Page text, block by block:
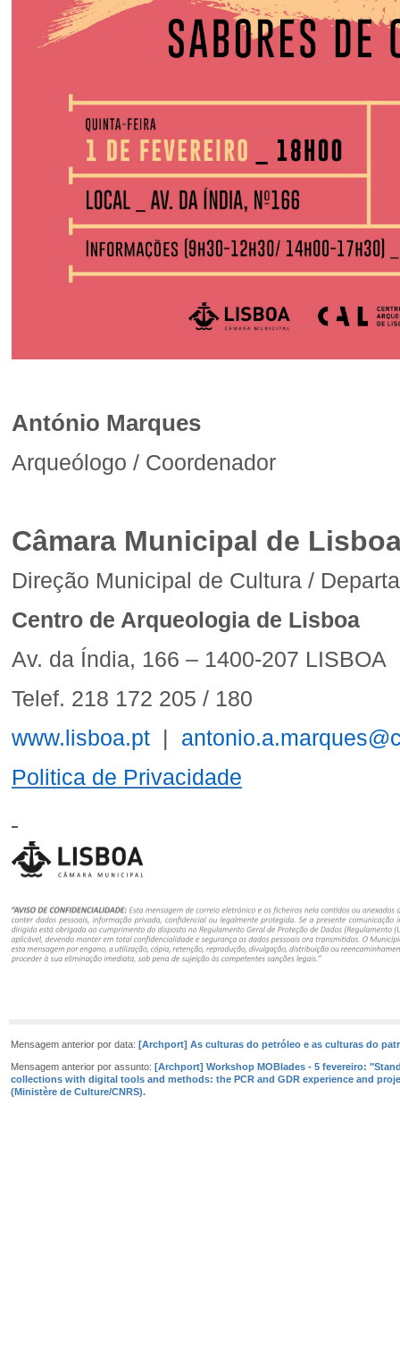
António Marques
Arqueólogo / Coordenador
Câmara Municipal de
Direção Municipal de Cultura /
Centro de Arqueologia de Lisboa
Av. da Índia, 166 – 1400-207 LISBOA
Telef. 218 172 205 / 180
www.lisboa.pt |
Politica de Privacidade
Mensagem anterior por data: [Archport] As culturas do petróleo e as culturas do
Mensagem anterior por assunto: [Archport] Workshop MOBlades - 5 fevereiro:
collections with digital tools and methods: the PCR and GDR experience and
(Ministère de Culture/CNRS).